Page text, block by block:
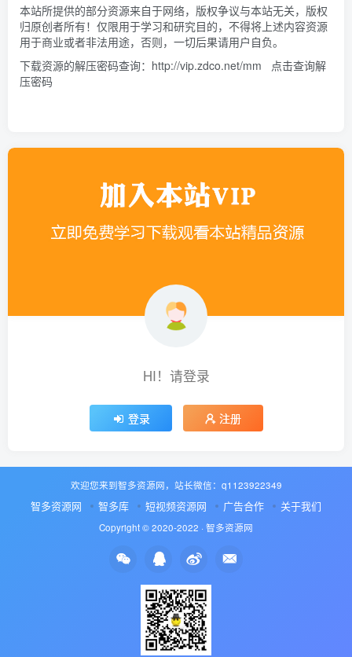
本站所提供的部分资源来自于网络，版权争议与本站无关，版权
归原创者所有！仅限用于学习和研究目的，不得将上述内容资源
用于商业或者非法用途，否则，一切后果请用户自负。
下载资源的解压密码查询： http://vip.zdco.net/mm
点击查询解
压密码
HI！请登录
登录 注册
欢迎您来到智多资源网，站长微信：q1123922349
智多资源网 智多库 短视频资源网 广告合作 关于我们
Copyright © 2020-2022 · 智多资源网